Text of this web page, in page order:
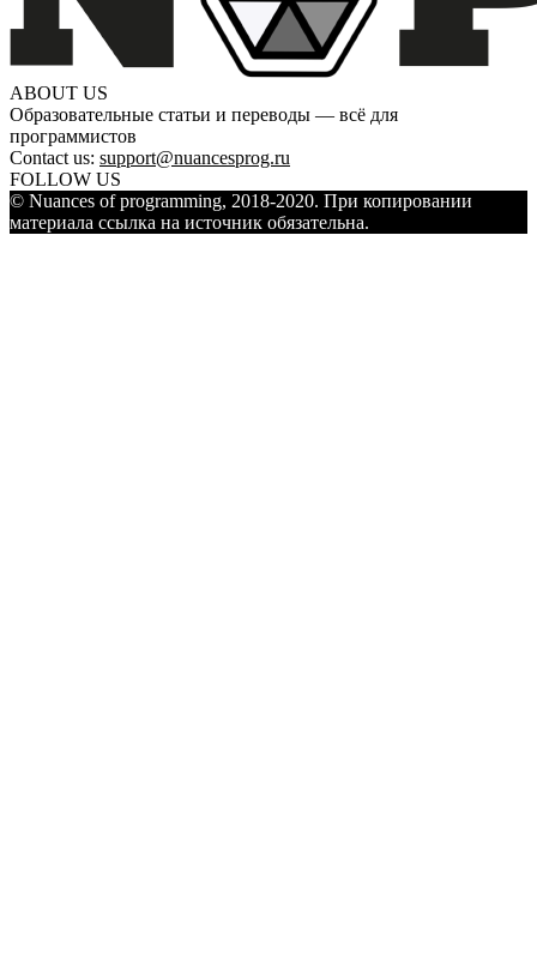
ABOUT US
Образовательные статьи и переводы — всё для
программистов
Contact us: support@nuancesprog.ru
FOLLOW US
© Nuances of programming, 2018-2020. При копировании
материала ссылка на источник обязательна.